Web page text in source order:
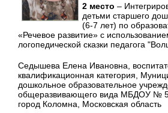
2 место –
детьми старшего
(6-7 лет) по
«Речевое развитие» с
логопедической сказки педагога
Седышева Елена Ивановна,
квалификационная категория,
дошкольное образовательное
общеразвивающего вида МБДОУ №
город Коломна, Московская область